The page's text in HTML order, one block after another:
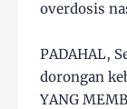
overdosis
PADAHAL,
dorongan
YANG